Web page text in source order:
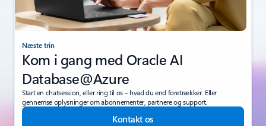
Næste trin
Kom i gang med Oracle AI
Database@Azure
Start en chatsession, eller ring til os – hvad du end foretrækker. Eller
gennemse oplysninger om abonnementer, partnere og support.
Kontakt os